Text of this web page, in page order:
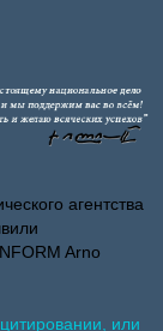
агентства
Arno
или